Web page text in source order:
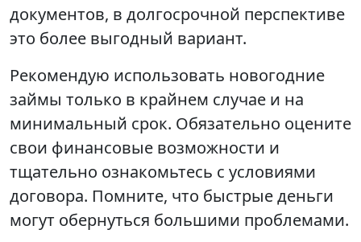
документов, в долгосрочной перспективе
это более выгодный вариант.
Рекомендую использовать новогодние
займы только в крайнем случае и на
минимальный срок. Обязательно оцените
свои финансовые возможности и
тщательно ознакомьтесь с условиями
договора. Помните, что быстрые деньги
могут обернуться большими проблемами.